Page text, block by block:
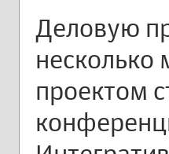
Деловую
проектом